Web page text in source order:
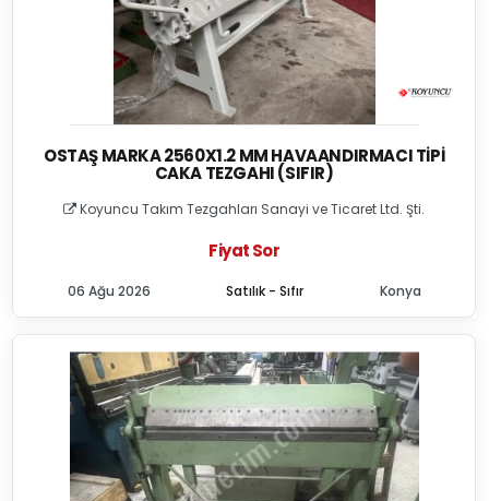
OSTAŞ MARKA 2560X1.2 MM HAVAANDIRMACI TIPI
CAKA TEZGAHI (SIFIR)
Koyuncu Takım Tezgahları Sanayi ve Ticaret Ltd. Şti.
Fiyat Sor
Satılık - Sıfır
06 Ağu 2026 Konya